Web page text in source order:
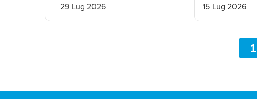
29 Lug 2026 15 Lug 2026
1